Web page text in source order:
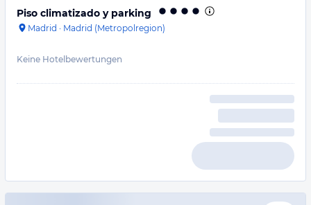
Piso climatizado y parking
Madrid · Madrid (Metropolregion)
Keine Hotelbewertungen